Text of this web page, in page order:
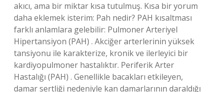
akıcı, ama bir miktar kısa tutulmuş. Kısa bir yorum
daha eklemek isterim: Pah nedir? PAH kısaltması
farklı anlamlara gelebilir: Pulmoner Arteriyel
Hipertansiyon (PAH) . Akciğer arterlerinin yüksek
tansiyonu ile karakterize, kronik ve ilerleyici bir
kardiyopulmoner hastalıktır. Periferik Arter
Hastalığı (PAH) . Genellikle bacakları etkileyen,
damar sertliği nedeniyle kan damarlarının daraldığı